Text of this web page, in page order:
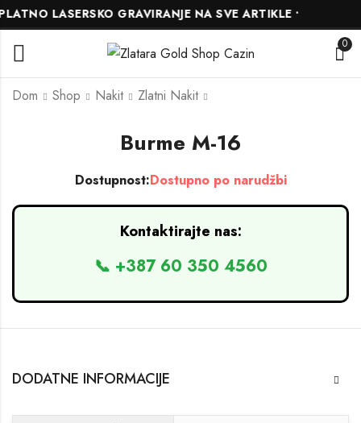
LASERSKO GRAVIRANJE NA SVE ARTIKLE •
0
Dom Shop Nakit Zlatni Nakit
Burme M-15
Burme M-17
Burme M-16
Dostupnost:Dostupno po narudžbi
Kontaktirajte nas:
📞 +387 60 350 4560
DODATNE INFORMACIJE